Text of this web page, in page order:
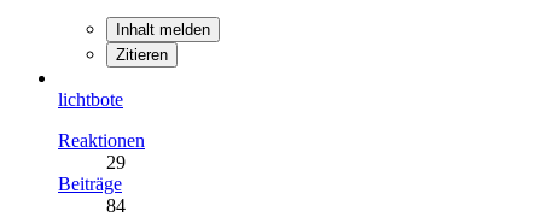
Inhalt melden
Zitieren
lichtbote
Reaktionen
29
Beiträge
84